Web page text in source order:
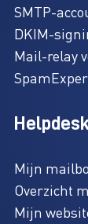
SMTP-
DKIM-
Mail-relay
Mijn
Overzicht
Mijn